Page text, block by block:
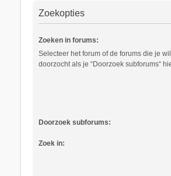
Zoekopties
Zoeken in forums:
Selecteer het forum of de forums die je
doorzocht als je “Doorzoek subforums“
Doorzoek subforums:
Zoek in: